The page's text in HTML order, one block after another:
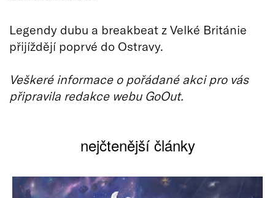
Legendy dubu a breakbeat z Velké Británie
přijíždějí poprvé do Ostravy.
Veškeré informace o pořádané akci pro vás
připravila redakce webu GoOut.
nejčtenější články